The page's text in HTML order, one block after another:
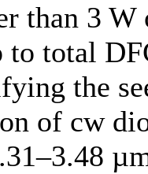
than 3
to total
the
of cw